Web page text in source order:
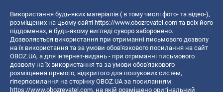
Використання будь-яких матеріалів ( в тому числі фото- та відео-),
розміщених на цьому сайті https://www.obozrevatel.com та всіх його
піддоменах, в будь-якому вигляді суворо заборонено.
Дозволяється використання при отриманні письмового дозволу
на їх використання та за умови обов'язкового посилання на сайт
OBOZ.UA, а для інтернет-видань - при отриманні письмового
дозволу на їх використання та за умови обов'язкового
розміщення прямого, відкритого для пошукових систем,
гіперпосилання на сторінку OBOZ.UA за посиланням
https://www.obozrevatel.com, на якій розміщено оригінальний